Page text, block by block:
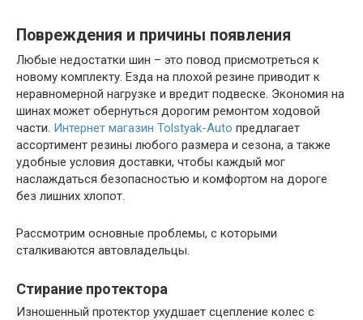
Повреждения и причины появления
Любые недостатки шин – это повод присмотреться к
новому комплекту. Езда на плохой резине приводит к
неравномерной нагрузке и вредит подвеске. Экономия на
шинах может обернуться дорогим ремонтом ходовой
части. Интернет магазин Tolstyak-Auto предлагает
ассортимент резины любого размера и сезона, а также
удобные условия доставки, чтобы каждый мог
наслаждаться безопасностью и комфортом на дороге
без лишних хлопот.
Рассмотрим основные проблемы, с которыми
сталкиваются автовладельцы.
Стирание протектора
Изношенный протектор ухудшает сцепление колес с